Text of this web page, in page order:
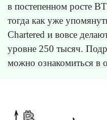
в постепенном росте
тогда как уже
Chartered и вовсе
уровне 250 тысяч.
можно ознакомиться в